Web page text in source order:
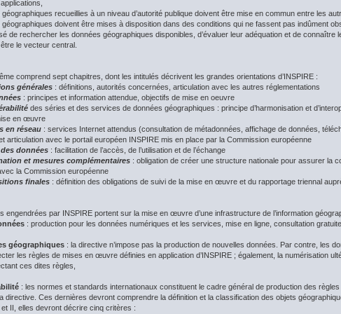
recueillies à un niveau d’autorité publique doivent être mise en commun entre les
doivent être mises à disposition dans des conditions qui ne fassent pas indûment
de rechercher les données géographiques disponibles, d’évaluer leur adéquation et de connaître
le vecteur central.
comprend sept chapitres, dont les intitulés décrivent les grandes orientations d’INSPIRE :
générales : définitions, autorités concernées, articulation avec les autres réglementations
: principes et information attendue, objectifs de mise en oeuvre
des séries et des services de données géographiques : principe d’harmonisation et
en œuvre
en réseau : services Internet attendus (consultation de métadonnées, affichage de données,
articulation avec le portail européen INSPIRE mis en place par la Commission européenne
données : facilitation de l’accès, de l’utilisation et de l’échange
et mesures complémentaires : obligation de créer une structure nationale pour assurer la
la Commission européenne
finales : définition des obligations de suivi de la mise en œuvre et du rapportage triennal
engendrées par INSPIRE portent sur la mise en œuvre d’une infrastructure de l’information
: production pour les données numériques et les services, mise en ligne, consultation
géographiques : la directive n’impose pas la production de nouvelles données. Par contre, les
les règles de mises en œuvre définies en application d’INSPIRE ; également, la numérisation
ces dites règles,
: les normes et standards internationaux constituent le cadre général de production des
directive. Ces dernières devront comprendre la définition et la classification des objets
II, elles devront décrire cinq critères :